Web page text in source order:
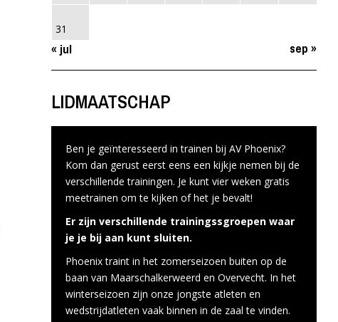
31
« jul sep »
LIDMAATSCHAP
Ben je geïnteresseerd in trainen bij AV Phoenix?
Kom dan gerust eerst eens een kijkje nemen bij de
verschillende trainingen. Je kunt vier weken gratis
meetrainen om te kijken of het je bevalt!
Er zijn verschillende trainingssgroepen waar
je je bij aan kunt sluiten.
Phoenix traint in het zomerseizoen buiten op de
baan van Maarschalkerweerd en Overvecht. In het
winterseizoen zijn onze jongste atleten en
wedstrijdatleten vaak binnen in de zaal te vinden.